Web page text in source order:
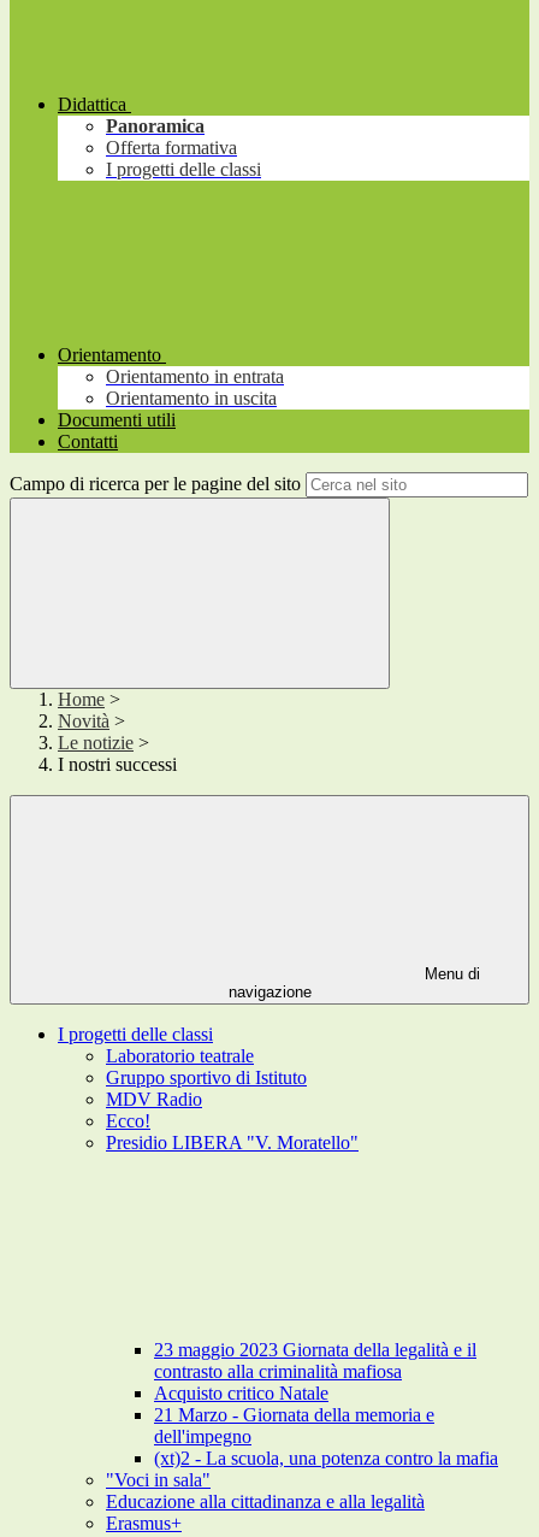
Didattica
Panoramica
Offerta formativa
I progetti delle classi
Orientamento
Orientamento in entrata
Orientamento in uscita
Documenti utili
Contatti
Campo di ricerca per le pagine del sito
Home >
Novità >
Le notizie >
I nostri successi
Menu di
navigazione
I progetti delle classi
Laboratorio teatrale
Gruppo sportivo di Istituto
MDV Radio
Ecco!
Presidio LIBERA "V. Moratello"
23 maggio 2023 Giornata della legalità e il
contrasto alla criminalità mafiosa
Acquisto critico Natale
21 Marzo - Giornata della memoria e
dell'impegno
(xt)2 - La scuola, una potenza contro la mafia
"Voci in sala"
Educazione alla cittadinanza e alla legalità
Erasmus+